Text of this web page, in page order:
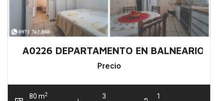
A0226 DEPARTAMENTO EN BALNEARIO
Precio
80 m2
3
1